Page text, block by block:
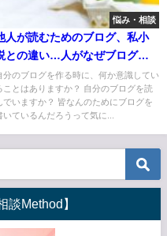
悩み・相談
人が読むためのブログ、私小
との違い…人がなぜブログを
むのか
分のブログを作る時に、何か意識してい
ことはありますか？ 自分のブログを読
でいますか？ 皆なんのためにブログを
いているんだろうって気に...
談Method】